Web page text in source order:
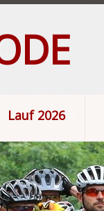
Lauf 2026